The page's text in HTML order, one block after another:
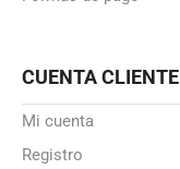
CUENTA CLIENTE
Mi cuenta
Registro